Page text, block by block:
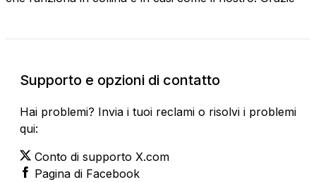
Supporto e opzioni di contatto
Hai problemi? Invia i tuoi reclami o risolvi i problemi
qui:
Conto di supporto X.com
Pagina di Facebook